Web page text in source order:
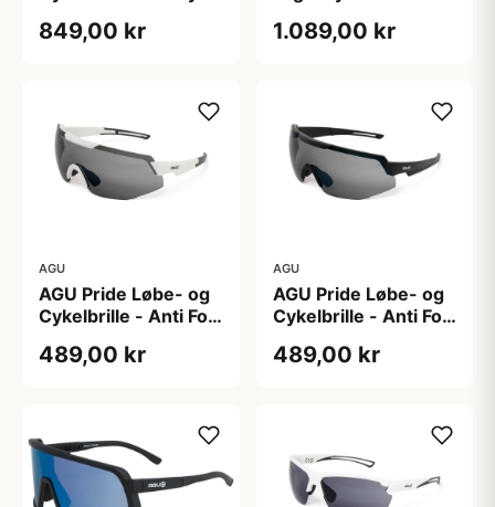
849,00 kr 1.089,00 kr
AGU
AGU Pride Løbe- og
Cykelbrille - Anti Fog
489,00 kr
AGU
AGU Pride Løbe- og
Cykelbrille - Anti Fog
489,00 kr